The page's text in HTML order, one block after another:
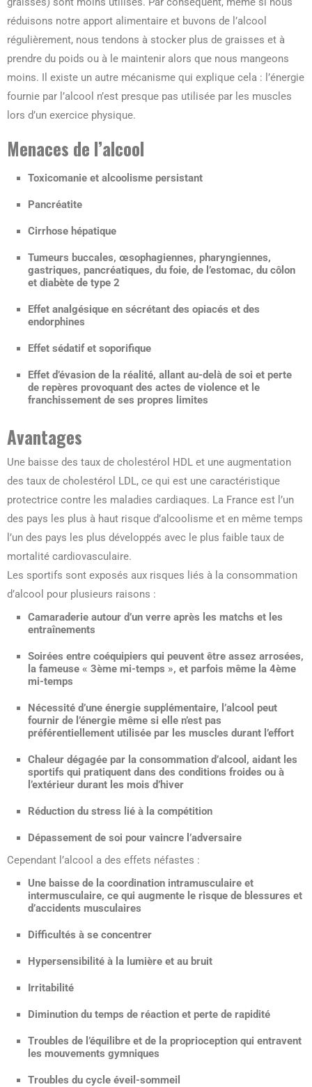
réduisons notre apport alimentaire et buvons de l’alcool
régulièrement, nous tendons à stocker plus de graisses et à
prendre du poids ou à le maintenir alors que nous mangeons
moins. Il existe un autre mécanisme qui explique cela : l’énergie
fournie par l’alcool n’est presque pas utilisée par les muscles
lors d’un exercice physique.
Menaces de l’alcool
Toxicomanie et alcoolisme persistant
Pancréatite
Cirrhose hépatique
Tumeurs buccales, œsophagiennes, pharyngiennes,
gastriques, pancréatiques, du foie, de l’estomac, du côlon
et diabète de type 2
Effet analgésique en sécrétant des opiacés et des
endorphines
Effet sédatif et soporifique
Effet d’évasion de la réalité, allant au-delà de soi et perte
de repères provoquant des actes de violence et le
franchissement de ses propres limites
Avantages
Une baisse des taux de cholestérol HDL et une augmentation
des taux de cholestérol LDL, ce qui est une caractéristique
protectrice contre les maladies cardiaques. La France est l’un
des pays les plus à haut risque d’alcoolisme et en même temps
l’un des pays les plus développés avec le plus faible taux de
mortalité cardiovasculaire.
Les sportifs sont exposés aux risques liés à la consommation
d’alcool pour plusieurs raisons :
Camaraderie autour d’un verre après les matchs et les
entraînements
Soirées entre coéquipiers qui peuvent être assez arrosées,
la fameuse « 3ème mi-temps », et parfois même la 4ème
mi-temps
Nécessité d’une énergie supplémentaire, l’alcool peut
fournir de l’énergie même si elle n’est pas
préférentiellement utilisée par les muscles durant l’effort
Chaleur dégagée par la consommation d’alcool, aidant les
sportifs qui pratiquent dans des conditions froides ou à
l’extérieur durant les mois d’hiver
Réduction du stress lié à la compétition
Dépassement de soi pour vaincre l’adversaire
Cependant l’alcool a des effets néfastes :
Une baisse de la coordination intramusculaire et
intermusculaire, ce qui augmente le risque de blessures et
d’accidents musculaires
Difficultés à se concentrer
Hypersensibilité à la lumière et au bruit
Irritabilité
Diminution du temps de réaction et perte de rapidité
Troubles de l’équilibre et de la proprioception qui entravent
les mouvements gymniques
Troubles du cycle éveil-sommeil